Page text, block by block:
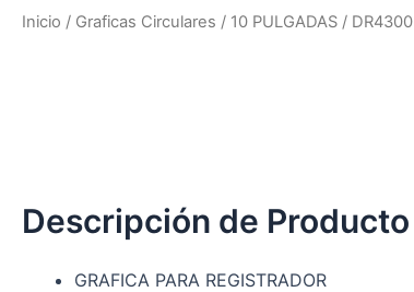
Inicio / Graficas Circulares / 10 PULGADAS / DR4300
Descripción de Producto
GRAFICA PARA REGISTRADOR